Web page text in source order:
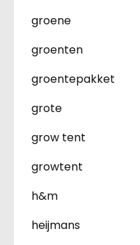
groene
groenten
groentepakket
grote
grow tent
growtent
h&m
heijmans